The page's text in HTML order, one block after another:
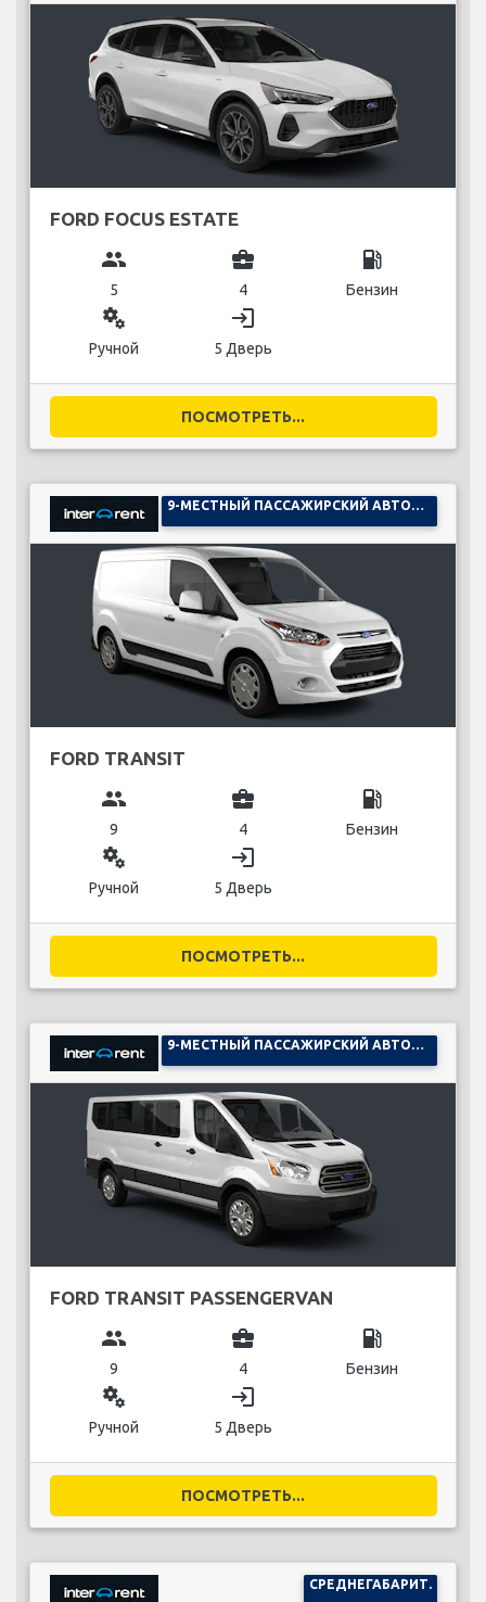
FORD FOCUS ESTATE
group
5
business_center
4
local_gas_station
Бензин
miscellaneous_services
Ручной
login
5 Дверь
ПОСМОТРЕТЬ...
FORD TRANSIT
group
9
business_center
4
local_gas_station
Бензин
miscellaneous_services
Ручной
login
5 Дверь
ПОСМОТРЕТЬ...
FORD TRANSIT PASSENGERVAN
group
9
business_center
4
local_gas_station
Бензин
miscellaneous_services
Ручной
login
5 Дверь
ПОСМОТРЕТЬ...
СРЕДНЕГАБАРИТ.